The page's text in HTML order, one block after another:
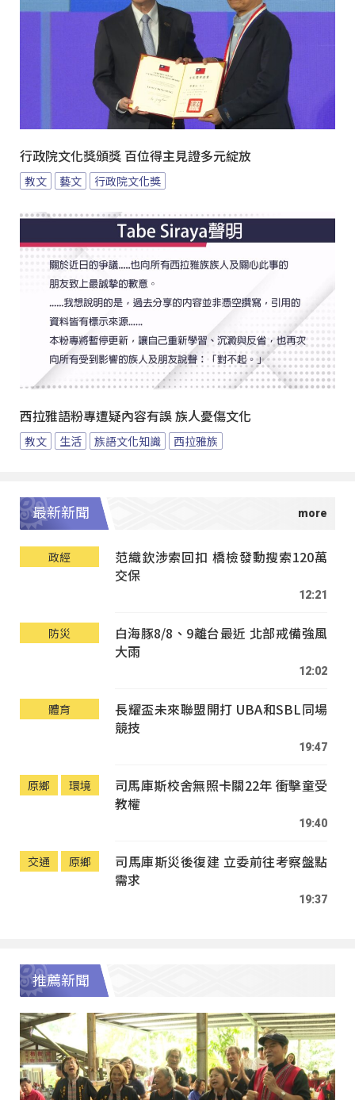
行政院文化獎頒獎 百位得主見證多元綻放
教文 藝文 行政院文化獎
西拉雅語粉專遭疑內容有誤 族人憂傷文化
教文 生活 族語文化知識 西拉雅族
最新新聞
政經
范織欽涉索回扣 橋檢發動搜索120萬
交保
12:21
防災
白海豚8/8、9離台最近 北部戒備強風
大雨
12:02
體育
長耀盃未來聯盟開打 UBA和SBL同場
競技
19:47
原鄉 環境
司馬庫斯校舍無照卡關22年 衝擊童受
教權
19:40
交通 原鄉
司馬庫斯災後復建 立委前往考察盤點
需求
19:37
推薦新聞